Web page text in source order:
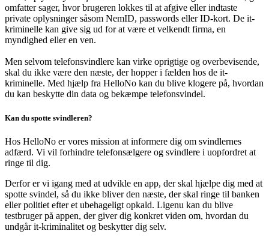
omfatter sager, hvor brugeren lokkes til at afgive eller indtaste
private oplysninger såsom NemID, passwords eller ID-kort. De it-
kriminelle kan give sig ud for at være et velkendt firma, en
myndighed eller en ven.
Men selvom telefonsvindlere kan virke oprigtige og overbevisende,
skal du ikke være den næste, der hopper i fælden hos de it-
kriminelle. Med hjælp fra HelloNo kan du blive klogere på, hvordan
du kan beskytte din data og bekæmpe telefonsvindel.
Kan du spotte svindleren?
Hos HelloNo er vores mission at informere dig om svindlernes
adfærd. Vi vil forhindre telefonsælgere og svindlere i uopfordret at
ringe til dig.
Derfor er vi igang med at udvikle en app, der skal hjælpe dig med at
spotte svindel, så du ikke bliver den næste, der skal ringe til banken
eller politiet efter et ubehageligt opkald. Ligenu kan du blive
testbruger på appen, der giver dig konkret viden om, hvordan du
undgår it-kriminalitet og beskytter dig selv.